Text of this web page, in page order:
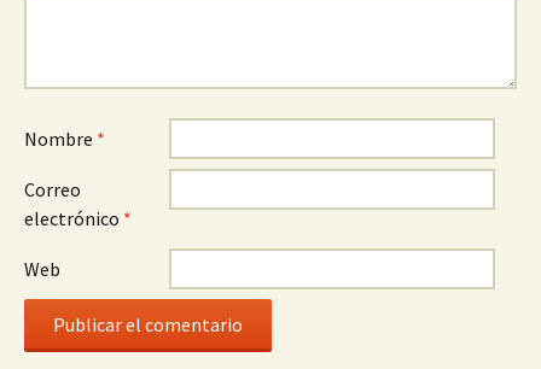
Nombre *
Correo
electrónico *
Web